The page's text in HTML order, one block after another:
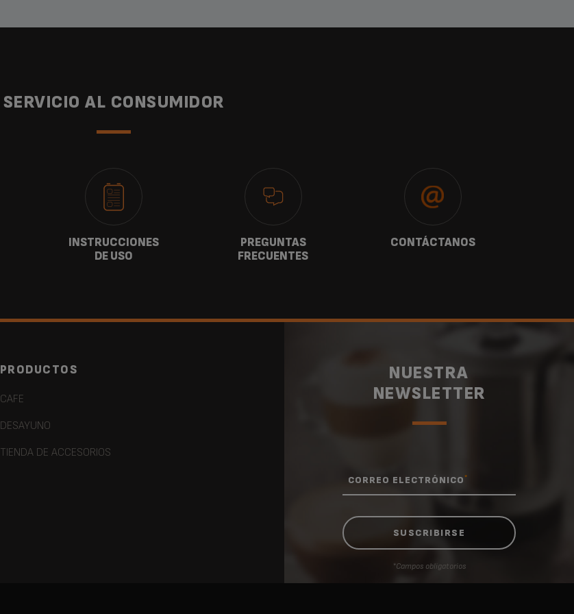
SERVICIO AL CONSUMIDOR
INSTRUCCIONES
DE USO
PREGUNTAS
FRECUENTES
CONTÁCTANOS
PRODUCTOS
CAFE
DESAYUNO
TIENDA DE ACCESORIOS
NUESTRA
NEWSLETTER
CORREO ELECTRÓNICO*
*Campos obligatorios